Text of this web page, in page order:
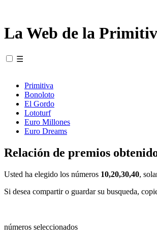
La Web de la
☰
Primitiva
Bonoloto
El Gordo
Lototurf
Euro Millones
Euro Dreams
Relación de premios
Usted ha elegido los números 10,20,30,40,
Si desea compartir o guardar su busqueda,
números seleccionados